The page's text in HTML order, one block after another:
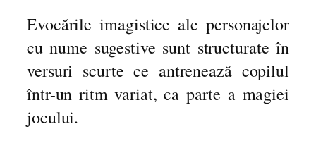
Evocările imagistice ale personajelor
cu nume sugestive sunt structurate în
versuri scurte ce antrenează copilul
într-un ritm variat, ca parte a magiei
jocului.